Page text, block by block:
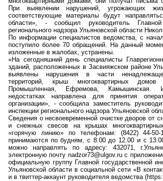
При выявлении нарушений, угрожающих
соответствующие материалы будут
области», - сообщил руководитель Главной
регионального надзора Ульяновской области
По информации специалистов ведомства, с
поступило более 70 обращений. На данный
изложенные в жалобах, устранены.
«На сегодняшний день специалисты
зданий, расположенных в Засвияжском районе
выявлены нарушения в части
территорий, крыш многоквартирных домов
Промышленная, Ефремова, Камышинская.
недостатках направлена для принятия
организации», - сообщила заместитель
инспекции регионального надзора Ульяновской
Сведения о несвоевременной очистке дворов от
и снежных свесов на крышах
«горячую линию» по телефонам: (8422) 44-50-
принимаются по будням, с 8.00 до 12.00 и с
можно направлять по адресу: 432071,
электронную почту nadzor73@ulgov.ru с
официальную группу Главной государственной
Ульяновской области в социальной сети «В
и в твиттер-аккаунт руководителя ведомства